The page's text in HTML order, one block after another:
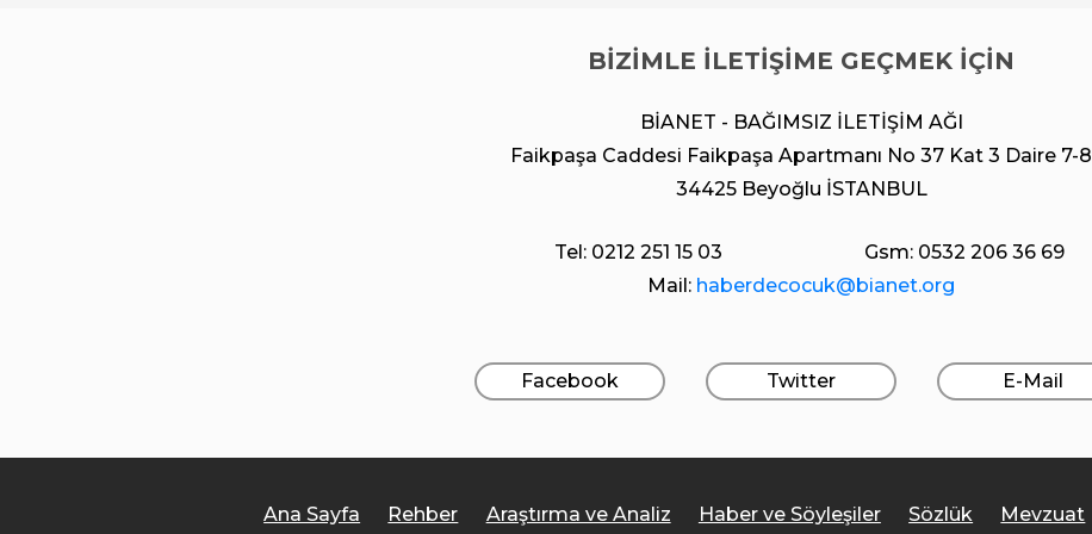
BİZİMLE İLETİŞİME GEÇMEK İÇİN
BİANET - BAĞIMSIZ İLETİŞİM AĞI
Faikpaşa Caddesi Faikpaşa Apartmanı No 37 Kat 3 Daire 7-8
34425 Beyoğlu İSTANBUL
Tel: 0212 251 15 03
Gsm: 0532 206 36 69
Mail: haberdecocuk@bianet.org
Facebook Twitter E-Mail
Ana Sayfa Rehber Araştırma ve Analiz Haber ve Söyleşiler Sözlük Mevzuat